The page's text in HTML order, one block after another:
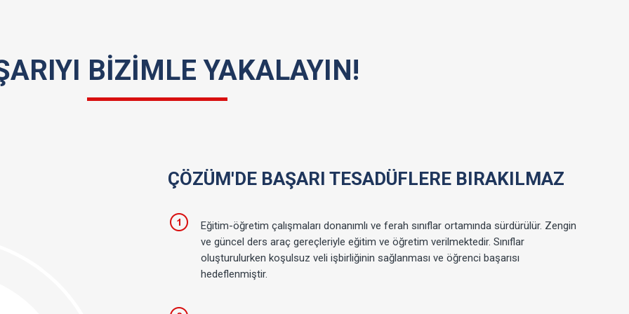
BİZİMLE YAKALAYIN!
ÇÖZÜM'DE BAŞARI TESADÜFLERE BIRAKILMAZ
Eğitim-öğretim çalışmaları donanımlı ve ferah sınıflar ortamında sürdürülür. Zengin
ve güncel ders araç gereçleriyle eğitim ve öğretim verilmektedir. Sınıflar
oluşturulurken koşulsuz veli işbirliğinin sağlanması ve öğrenci başarısı
hedeflenmiştir.